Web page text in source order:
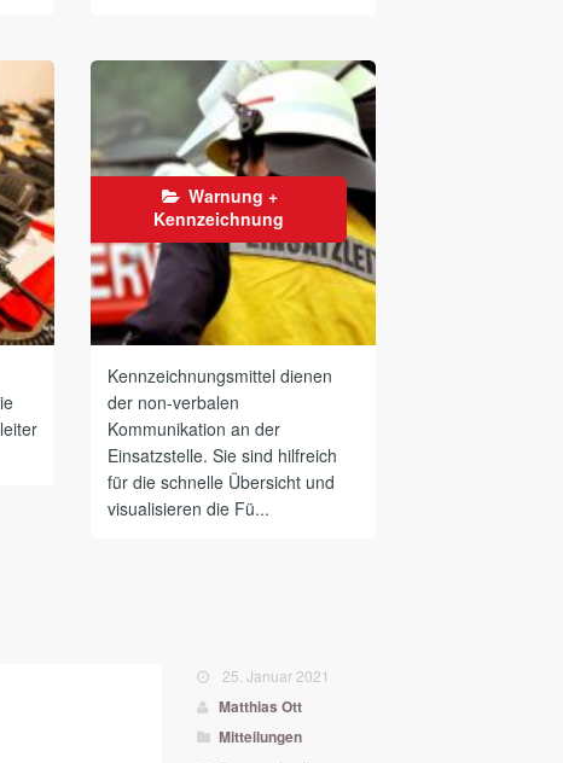
Warnung +
Kennzeichnung
Kennzeichnungsmittel dienen
der non-verbalen
Kommunikation an der
Einsatzstelle. Sie sind hilfreich
für die schnelle Übersicht und
visualisieren die Fü...
25. Januar 2021
Matthias Ott
Mitteilungen